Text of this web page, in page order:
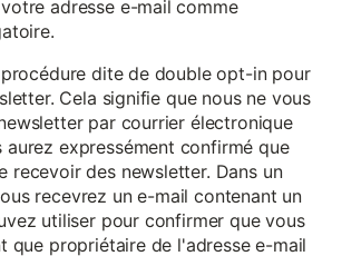
adresse e-mail comme
dite de double opt-in pour
Cela signifie que nous ne vous
par courrier électronique
aurez expressément confirmé que
recevoir des newsletter. Dans un
recevrez un e-mail contenant un
utiliser pour confirmer que vous
que propriétaire de l'adresse e-mail